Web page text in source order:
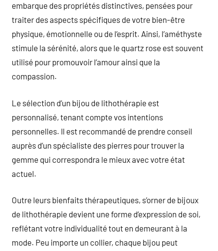
embarque des propriétés distinctives, pensées pour
traiter des aspects spécifiques de votre bien-être
physique, émotionnelle ou de l’esprit. Ainsi, l’améthyste
stimule la sérénité, alors que le quartz rose est souvent
utilisé pour promouvoir l’amour ainsi que la
compassion.
Le sélection d’un bijou de lithothérapie est
personnalisé, tenant compte vos intentions
personnelles. Il est recommandé de prendre conseil
auprès d’un spécialiste des pierres pour trouver la
gemme qui correspondra le mieux avec votre état
actuel.
Outre leurs bienfaits thérapeutiques, s’orner de bijoux
de lithothérapie devient une forme d’expression de soi,
reflétant votre individualité tout en demeurant à la
mode. Peu importe un collier, chaque bijou peut